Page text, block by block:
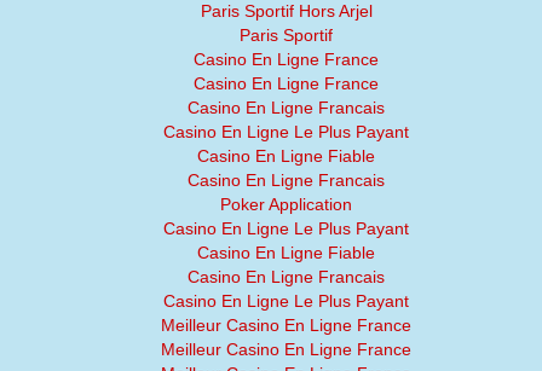
Paris Sportif Hors Arjel
Paris Sportif
Casino En Ligne France
Casino En Ligne France
Casino En Ligne Francais
Casino En Ligne Le Plus Payant
Casino En Ligne Fiable
Casino En Ligne Francais
Poker Application
Casino En Ligne Le Plus Payant
Casino En Ligne Fiable
Casino En Ligne Francais
Casino En Ligne Le Plus Payant
Meilleur Casino En Ligne France
Meilleur Casino En Ligne France